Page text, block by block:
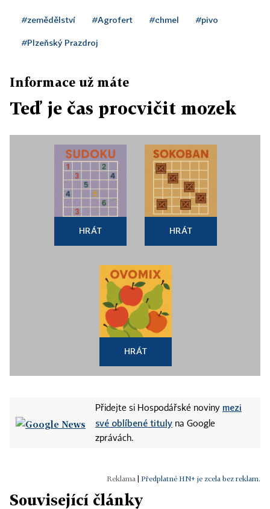
#zemědělství #Agrofert #chmel #pivo
#Plzeňský Prazdroj
Informace už máte
Teď je čas procvičit mozek
HRÁT HRÁT
HRÁT
Přidejte si Hospodářské noviny mezi
své oblíbené tituly na Google
zprávách.
Předplatné HN+ je zcela bez reklam.
Související články